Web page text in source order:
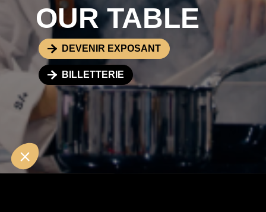
OUR TABLE
DEVENIR EXPOSANT
BILLETTERIE